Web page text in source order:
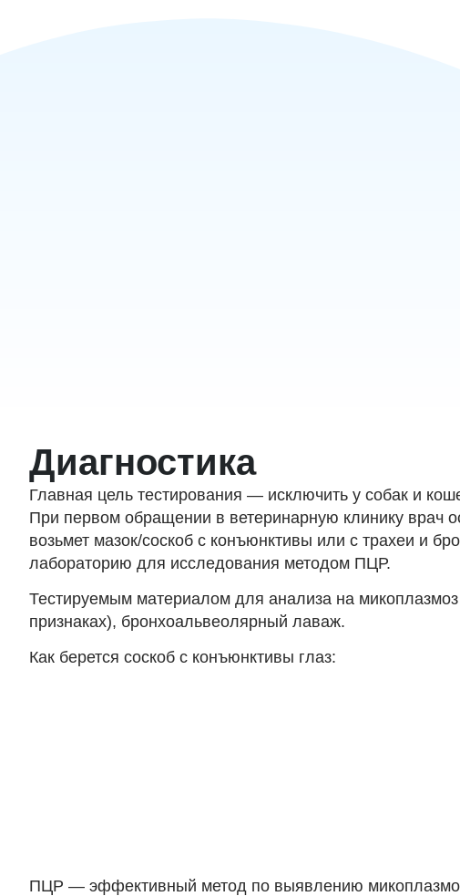
Диагностика
Главная цель тестирования — исключить у собак и
При первом обращении в ветеринарную клинику врач
возьмет мазок/соскоб с конъюнктивы или с трахеи и
лабораторию для исследования методом ПЦР.
Тестируемым материалом для анализа на
признаках), бронхоальвеолярный лаваж.
Как берется соскоб с конъюнктивы глаз:
ПЦР — эффективный метод по выявлению